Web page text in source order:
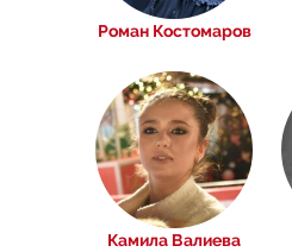
Роман Костомаров
Камила Валиева